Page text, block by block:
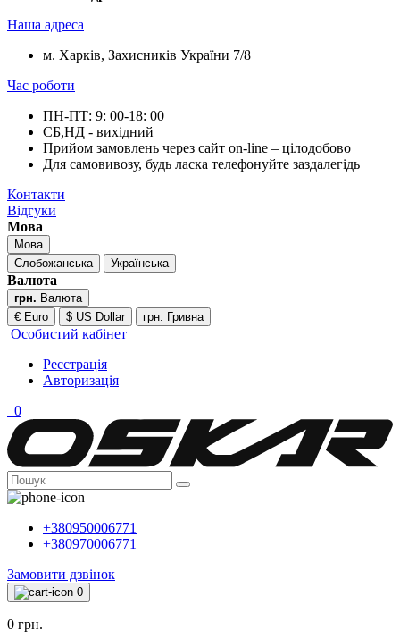
Наша адреса
м. Харків, Захисників України 7/8
Час роботи
ПН-ПТ: 9: 00-18: 00
СБ,НД - вихідний
Прийом замовлень через сайт on-line – цілодобово
Для самовивозу, будь ласка телефонуйте заздалегідь
Контакти
Відгуки
Мова
Мова
Слобожанська
Українська
Валюта
грн. Валюта
€ Euro
$ US Dollar грн. Гривна
Особистий кабінет
Реєстрація
Авторизація
0
+380950006771
+380970006771
Замовити дзвінок
0
0 грн.